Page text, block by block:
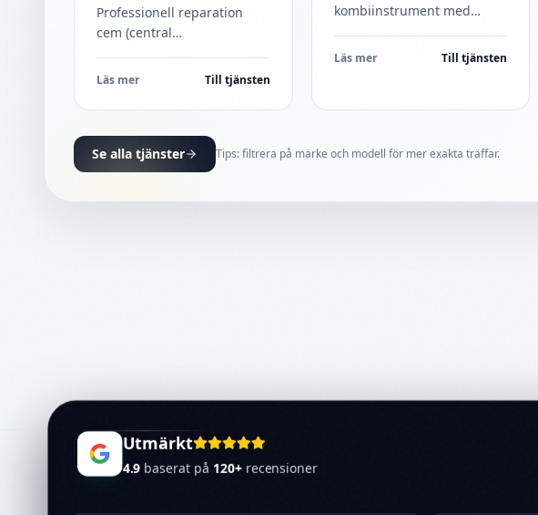
Professionell reparation
cem (central
V70 / XC70. Vi löser problem
som: Innerbelysning funkar
inte, Lås funkar inte,
Konstiga felkode...
Läs mer Till tjänsten
kombiinstrument med
utebliven helljusindikering,
snurrande klocka, släckt
färddatordisplay...
Läs mer Till tjänsten
Se alla tjänster Tips: filtrera på märke och modell för mer exakta träffar.
Utmärkt
4.9 baserat på 120+recensioner